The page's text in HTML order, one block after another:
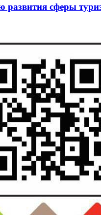
развития сферы